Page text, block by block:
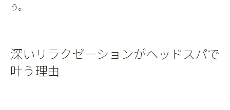
う。
深いリラクゼーションがヘッドスパで
叶う理由